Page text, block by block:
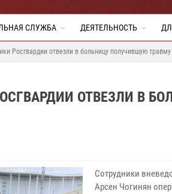
СЛУЖБА ДЕЯТЕЛЬНОСТЬ
Росгвардии отвезли в больницу получившую
ОТВЕЗЛИ В
Сотрудники
Арсен Чогинян